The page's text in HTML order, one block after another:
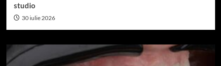
studio
30 iulie 2026